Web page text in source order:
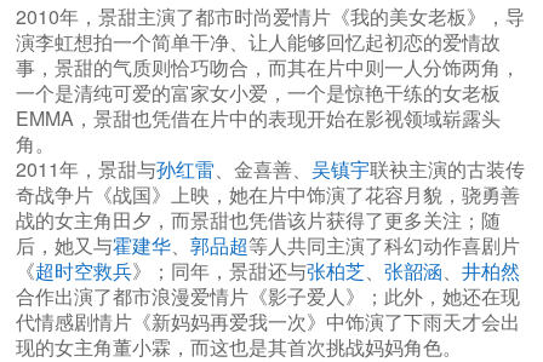
2010年，景甜主演了都市时尚爱情片《我的美女老板》，导
演李虹想拍一个简单干净、让人能够回忆起初恋的爱情故
事，景甜的气质则恰巧吻合，而其在片中则一人分饰两角，
一个是清纯可爱的富家女小爱，一个是惊艳干练的女老板
EMMA，景甜也凭借在片中的表现开始在影视领域崭露头
角。
2011年，景甜与孙红雷、金喜善、 吴镇宇联袂主演的古装传
奇战争片《战国》上映，她在片中饰演了花容月貌，骁勇善
战的女主角田夕，而景甜也凭借该片获得了更多关注；随
后，她又与霍建华、 郭品超等人共同主演了科幻动作喜剧片
《超时空救兵》；同年，景甜还与张柏芝、 张韶涵、 井柏然
合作出演了都市浪漫爱情片《影子爱人》；此外，她还在现
代情感剧情片《新妈妈再爱我一次》中饰演了下雨天才会出
现的女主角董小霖，而这也是其首次挑战妈妈角色。